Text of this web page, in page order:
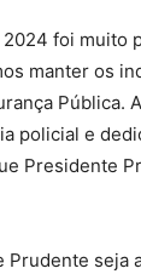
2024 foi muito
manter os
Pública.
policial e
Presidente
seja